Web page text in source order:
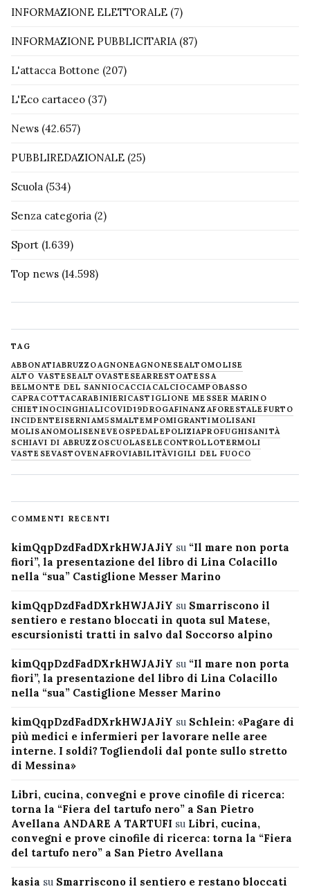
INFORMAZIONE ELETTORALE (7)
INFORMAZIONE PUBBLICITARIA(87)
L'attacca Bottone (207)
L'Eco cartaceo (37)
News (42.657)
PUBBLIREDAZIONALE (25)
Scuola (534)
Senza categoria (2)
Sport (1.639)
Top news (14.598)
TAG
ABBONATIABRUZZOAGNONEAGNONESEALTOMOLISE
ALTO VASTESEALTOVASTESEARRESTOATESSA
BELMONTE DEL SANNIOCACCIACALCIOCAMPOBASSO
CAPRACOTTACARABINIERICASTIGLIONE MESSER MARINO
CHIETINOCINGHIALICOVID19DROGAFINANZAFORESTALE FURTO
INCIDENTEISERNIAM5SMALTEMPOMIGRANTIMOLISANI
MOLISANOMOLISENEVE OSPEDALEPOLIZIAPROFUGHISANITÀ
SCHIAVI DI ABRUZZOSCUOLASELECONTROLLOTERMOLI
VASTESEVASTOVENAFROVIABILITÀVIGILI DEL FUOCO
COMMENTI RECENTI
kimQqpDzdFadDXrkHWJAJiY su “Il mare non porta
fiori”, la presentazione del libro di Lina Colacillo
nella “sua” Castiglione Messer Marino
kimQqpDzdFadDXrkHWJAJiY su Smarriscono il
sentiero e restano bloccati in quota sul Matese,
escursionisti tratti in salvo dal Soccorso alpino
kimQqpDzdFadDXrkHWJAJiY su “Il mare non porta
fiori”, la presentazione del libro di Lina Colacillo
nella “sua” Castiglione Messer Marino
kimQqpDzdFadDXrkHWJAJiY su Schlein: «Pagare di
più medici e infermieri per lavorare nelle aree
interne. I soldi? Togliendoli dal ponte sullo stretto
di Messina»
Libri, cucina, convegni e prove cinofile di ricerca:
torna la “Fiera del tartufo nero” a San Pietro
Avellana ANDARE A TARTUFI su Libri, cucina,
convegni e prove cinofile di ricerca: torna la “Fiera
del tartufo nero” a San Pietro Avellana
kasia su Smarriscono il sentiero e restano bloccati